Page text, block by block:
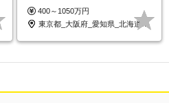
100％選択制！
400～1050万円
東京都_大阪府_愛知県_北海道_福岡県